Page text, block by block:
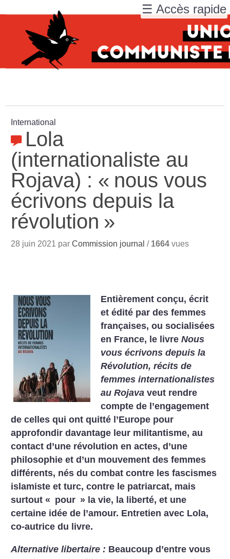
International
Lola
(internationaliste au
Rojava) : « nous vous
écrivons depuis la
révolution »
28 juin 2021 parCommission journal / 1664 vues
Entièrement conçu, écrit
et édité par des femmes
françaises, ou socialisées
en France, le livreNous
vous écrivons depuis la
Révolution, récits de
femmes internationalistes
au Rojava veut rendre
compte de l’engagement
de celles qui ont quitté l’Europe pour
approfondir davantage leur militantisme, au
contact d’une révolution en actes, d’une
philosophie et d’un mouvement des femmes
différents, nés du combat contre les fascismes
islamiste et turc, contre le patriarcat, mais
surtout « pour » la vie, la liberté, et une
certaine idée de l’amour. Entretien avec Lola,
co-autrice du livre.
Alternative libertaire : Beaucoup d’entre vous
☰ Accès rapide